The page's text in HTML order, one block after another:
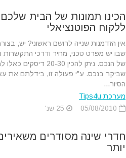
הכינו תמונות של הבית שלכם
ללקוח הפוטנציאלי
אין הזדמנות שנייה לרושם ראשוני? יש,
שבו יש מפרט טכני, מחיר ודרכי התקשרות
של הנכס. ניתן להכין 20-30
שביקר בנכס. ע"י פעולה זו, בידלתם את
הסיור...
מערכת Tips4u
חדרי שינה מסודרים
יותר